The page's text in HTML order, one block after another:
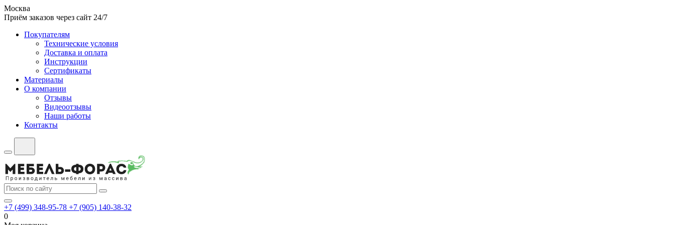
Москва
Приём заказов через сайт 24/7
Покупателям
Технические условия
Доставка и оплата
Инструкции
Сертификаты
Материалы
О компании
Отзывы
Видеоотзывы
Наши работы
Контакты
+7 (499) 348-95-78 +7 (905) 140-38-32
0